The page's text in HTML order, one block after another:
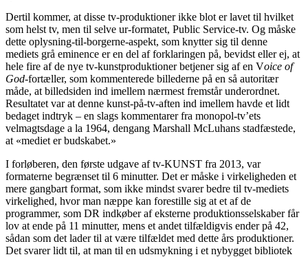
Dertil kommer, at disse tv-produktioner ikke blot er lavet til hvilket
som helst tv, men til selve ur-formatet, Public Service-tv. Og måske
dette oplysning-til-borgerne-aspekt, som knytter sig til denne
mediets grå eminence er en del af forklaringen på, bevidst eller ej, at
hele fire af de nye tv-kunstproduktioner betjener sig af en Voice of
God-fortæller, som kommenterede billederne på en så autoritær
måde, at billedsiden ind imellem nærmest fremstår underordnet.
Resultatet var at denne kunst-på-tv-aften ind imellem havde et lidt
bedaget indtryk – en slags kommentarer fra monopol-tv’ets
velmagtsdage a la 1964, dengang Marshall McLuhans stadfæstede,
at «mediet er budskabet.»
I forløberen, den første udgave af tv-KUNST fra 2013, var
formaterne begrænset til 6 minutter. Det er måske i virkeligheden et
mere gangbart format, som ikke mindst svarer bedre til tv-mediets
virkelighed, hvor man næppe kan forestille sig at et af de
programmer, som DR indkøber af eksterne produktionsselskaber får
lov at ende på 11 minutter, mens et andet tilfældigvis ender på 42,
sådan som det lader til at være tilfældet med dette års produktioner.
Det svarer lidt til, at man til en udsmykning i et nybygget bibliotek